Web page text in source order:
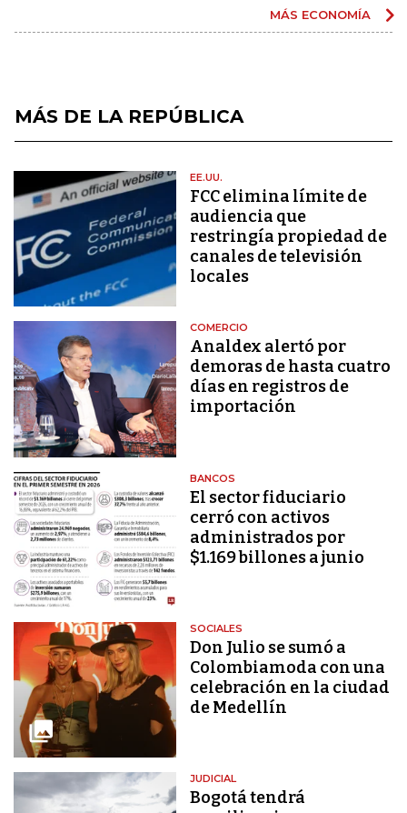
MÁS ECONOMÍA
MÁS DE LA REPÚBLICA
EE.UU.
FCC elimina límite de
audiencia que
restringía propiedad de
canales de televisión
locales
COMERCIO
Analdex alertó por
demoras de hasta cuatro
días en registros de
importación
BANCOS
El sector fiduciario
cerró con activos
administrados por
$1.169 billones a junio
SOCIALES
Don Julio se sumó a
Colombiamoda con una
celebración en la ciudad
de Medellín
JUDICIAL
Bogotá tendrá